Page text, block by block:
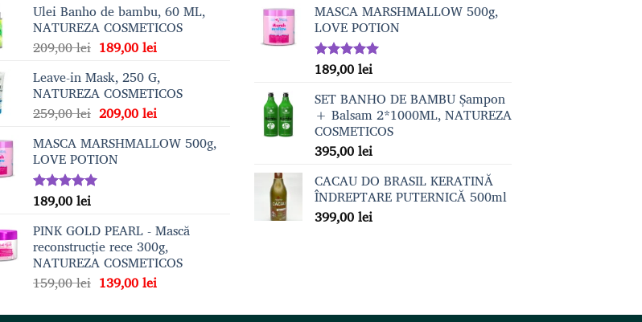
Ulei Banho de bambu, 60 ML,
NATUREZA COSMETICOS
209,00lei Prețul
a
fost:
209,00 lei.
189,00leiPrețul
este:
189,00 lei.
Leave-in Mask, 250 G,
NATUREZA COSMETICOS
259,00lei Prețul
a
fost:
209,00leiPrețul
este:
MASCA MARSHMALLOW 500g,
LOVE POTION
Evaluat la
5.00din 5
189,00lei
PINK GOLD PEARL - Mască
reconstrucție rece 300g,
NATUREZA COSMETICOS
159,00lei Prețul
a
139,00leiPrețul
este:
MASCA MARSHMALLOW 500g,
LOVE POTION
Evaluat la
5.00din 5
189,00lei
SET BANHO DE BAMBU Șampon
+ Balsam 2*1000ML, NATUREZA
COSMETICOS
395,00lei
CACAU DO BRASIL KERATINĂ
ÎNDREPTARE PUTERNICĂ 500ml
399,00lei